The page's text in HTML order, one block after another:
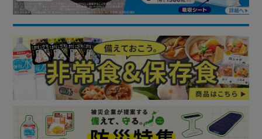
4：排泄用袋を取り出し、開口部を結ぶ。その後防臭袋に入
（※目安：防臭袋1枚につき5回分。）